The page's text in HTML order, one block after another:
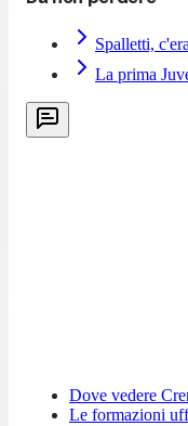
Spalletti,
La prima
Dove vedere
Le formazioni